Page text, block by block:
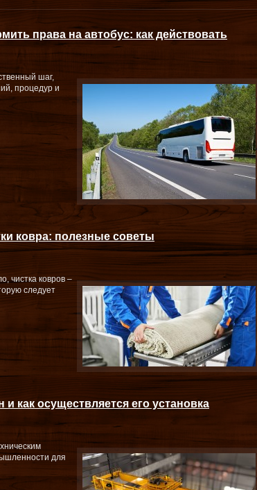
права на автобус: как действовать
шаг,
процедур и
ковра: полезные советы
чистка ковров –
следует
как осуществляется его установка
для